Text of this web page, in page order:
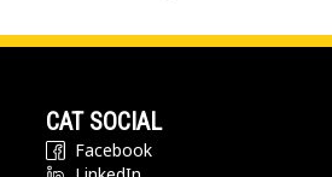
CAT SOCIAL
Facebook